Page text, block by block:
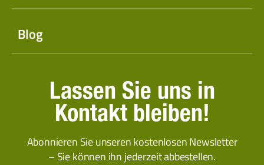
Blog
Lassen Sie uns in
Kontakt bleiben!
Abonnieren Sie unseren kostenlosen Newsletter
– Sie können ihn jederzeit abbestellen.